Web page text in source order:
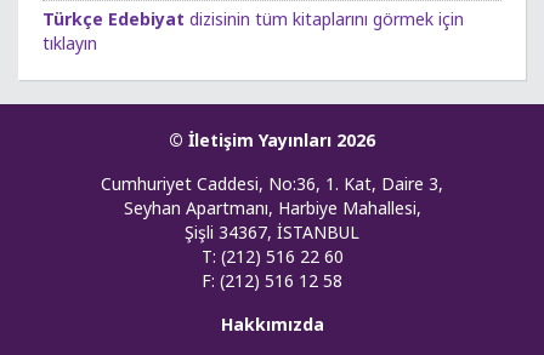
Türkçe Edebiyat dizisinin tüm kitaplarını görmek için
tıklayın
© İletişim Yayınları 2026
Cumhuriyet Caddesi, No:36, 1. Kat, Daire 3,
Seyhan Apartmanı, Harbiye Mahallesi,
Şişli 34367, İSTANBUL
T: (212) 516 22 60
F: (212) 516 12 58
Hakkımızda